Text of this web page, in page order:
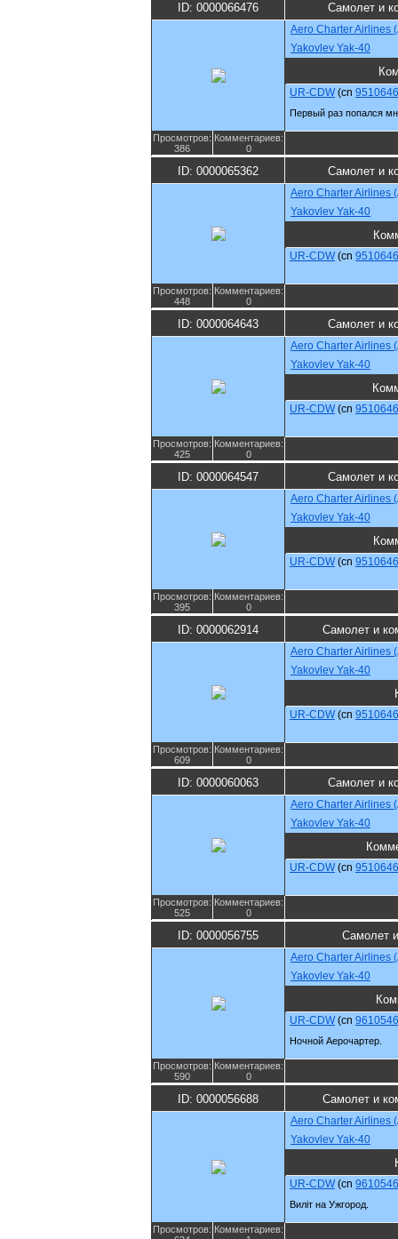
ID: 0000066476 Самолет и
Aero Charter Airlines
Yakovlev Yak-40
UR-CDW (cn 9510646
Первый раз попался
Просмотров:
386
Комментариев:
0
ID: 0000065362 Самолет и
Aero Charter Airlines
Yakovlev Yak-40
UR-CDW (cn 9510646
Просмотров:
448
Комментариев:
0
ID: 0000064643 Самолет и
Aero Charter Airlines
Yakovlev Yak-40
UR-CDW (cn 9510646
Просмотров:
425
Комментариев:
0
ID: 0000064547 Самолет и
Aero Charter Airlines
Yakovlev Yak-40
UR-CDW (cn 9510646
Просмотров:
395
Комментариев:
0
ID: 0000062914 Самолет и
Aero Charter Airlines
Yakovlev Yak-40
UR-CDW (cn 9510646
Просмотров:
609
Комментариев:
0
ID: 0000060063 Самолет и
Aero Charter Airlines
Yakovlev Yak-40
UR-CDW (cn 9510646
Просмотров:
525
Комментариев:
0
ID: 0000056755 Самолет
Aero Charter Airlines
Yakovlev Yak-40
UR-CDW (cn 9610546
Ночной Аерочартер.
Просмотров:
590
Комментариев:
0
ID: 0000056688 Самолет и
Aero Charter Airlines
Yakovlev Yak-40
UR-CDW (cn 9610546
Виліт на Ужгород.
Просмотров: Комментариев: